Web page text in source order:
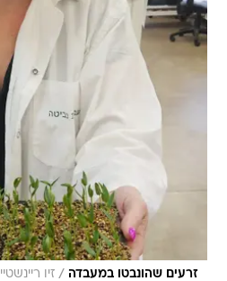
זרעים שהונבטו במעבדה / זיו ריינשטיין